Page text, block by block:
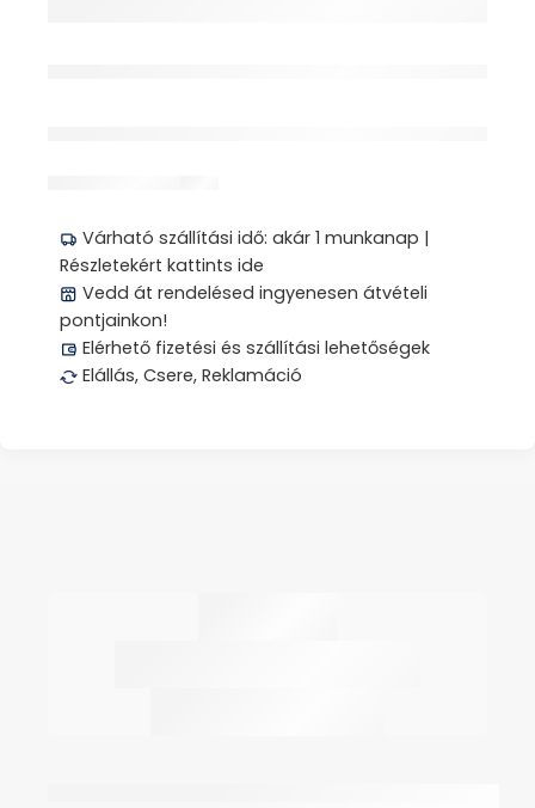
Várható szállítási idő: akár 1 munkanap |
Részletekért kattints ide
Vedd át rendelésed ingyenesen átvételi
pontjainkon!
Elérhető fizetési és szállítási lehetőségek
Elállás, Csere, Reklamáció